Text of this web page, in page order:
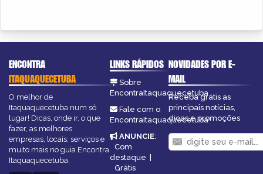
ENCONTRA
ITAQUAQUECETUBA
O melhor de
Itaquaquecetuba num só
lugar! Dicas, onde ir, o que
fazer, as melhores
empresas, locais, serviços e
muito mais no guia Encontra
Itaquaquecetuba.
LINKS RÁPIDOS
Sobre
EncontraItaquaquecetuba
Fale com o
EncontraItaquaquecetuba
ANUNCIE:
Com
destaque |
Grátis
NOVIDADES POR E-
MAIL
Receba grátis as
principais notícias,
dicas e promoções